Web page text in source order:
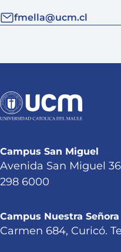
fmella@ucm.cl
Campus San Miguel
Avenida San Miguel
298 6000
Campus Nuestra
Carmen 684, Curicó.